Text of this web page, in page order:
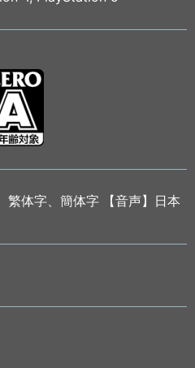
繁体字、簡体字 【音声】日本